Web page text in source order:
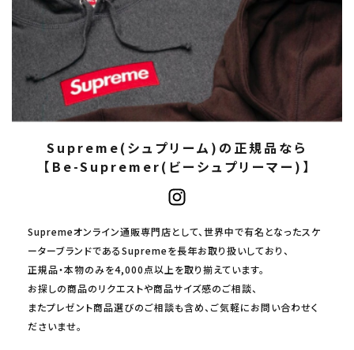
Supreme(シュプリーム)の正規品なら
【Be-Supremer(ビーシュプリーマー)】
Supremeオンライン通販専門店として、世界中で有名となったスケ
ーターブランドであるSupremeを長年お取り扱いしており、
正規品・本物のみを4,000点以上を取り揃えています。
お探しの商品のリクエストや商品サイズ感のご相談、
またプレゼント商品選びのご相談も含め、ご気軽にお問い合わせく
ださいませ。